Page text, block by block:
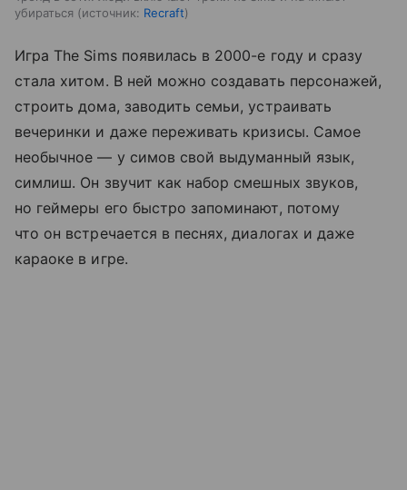
убираться
источник: Recraft
Игра The Sims появилась в 2000-е году и сразу
стала хитом. В ней можно создавать персонажей,
строить дома, заводить семьи, устраивать
вечеринки и даже переживать кризисы. Самое
необычное — у симов свой выдуманный язык,
симлиш. Он звучит как набор смешных звуков,
но геймеры его быстро запоминают, потому
что он встречается в песнях, диалогах и даже
караоке в игре.